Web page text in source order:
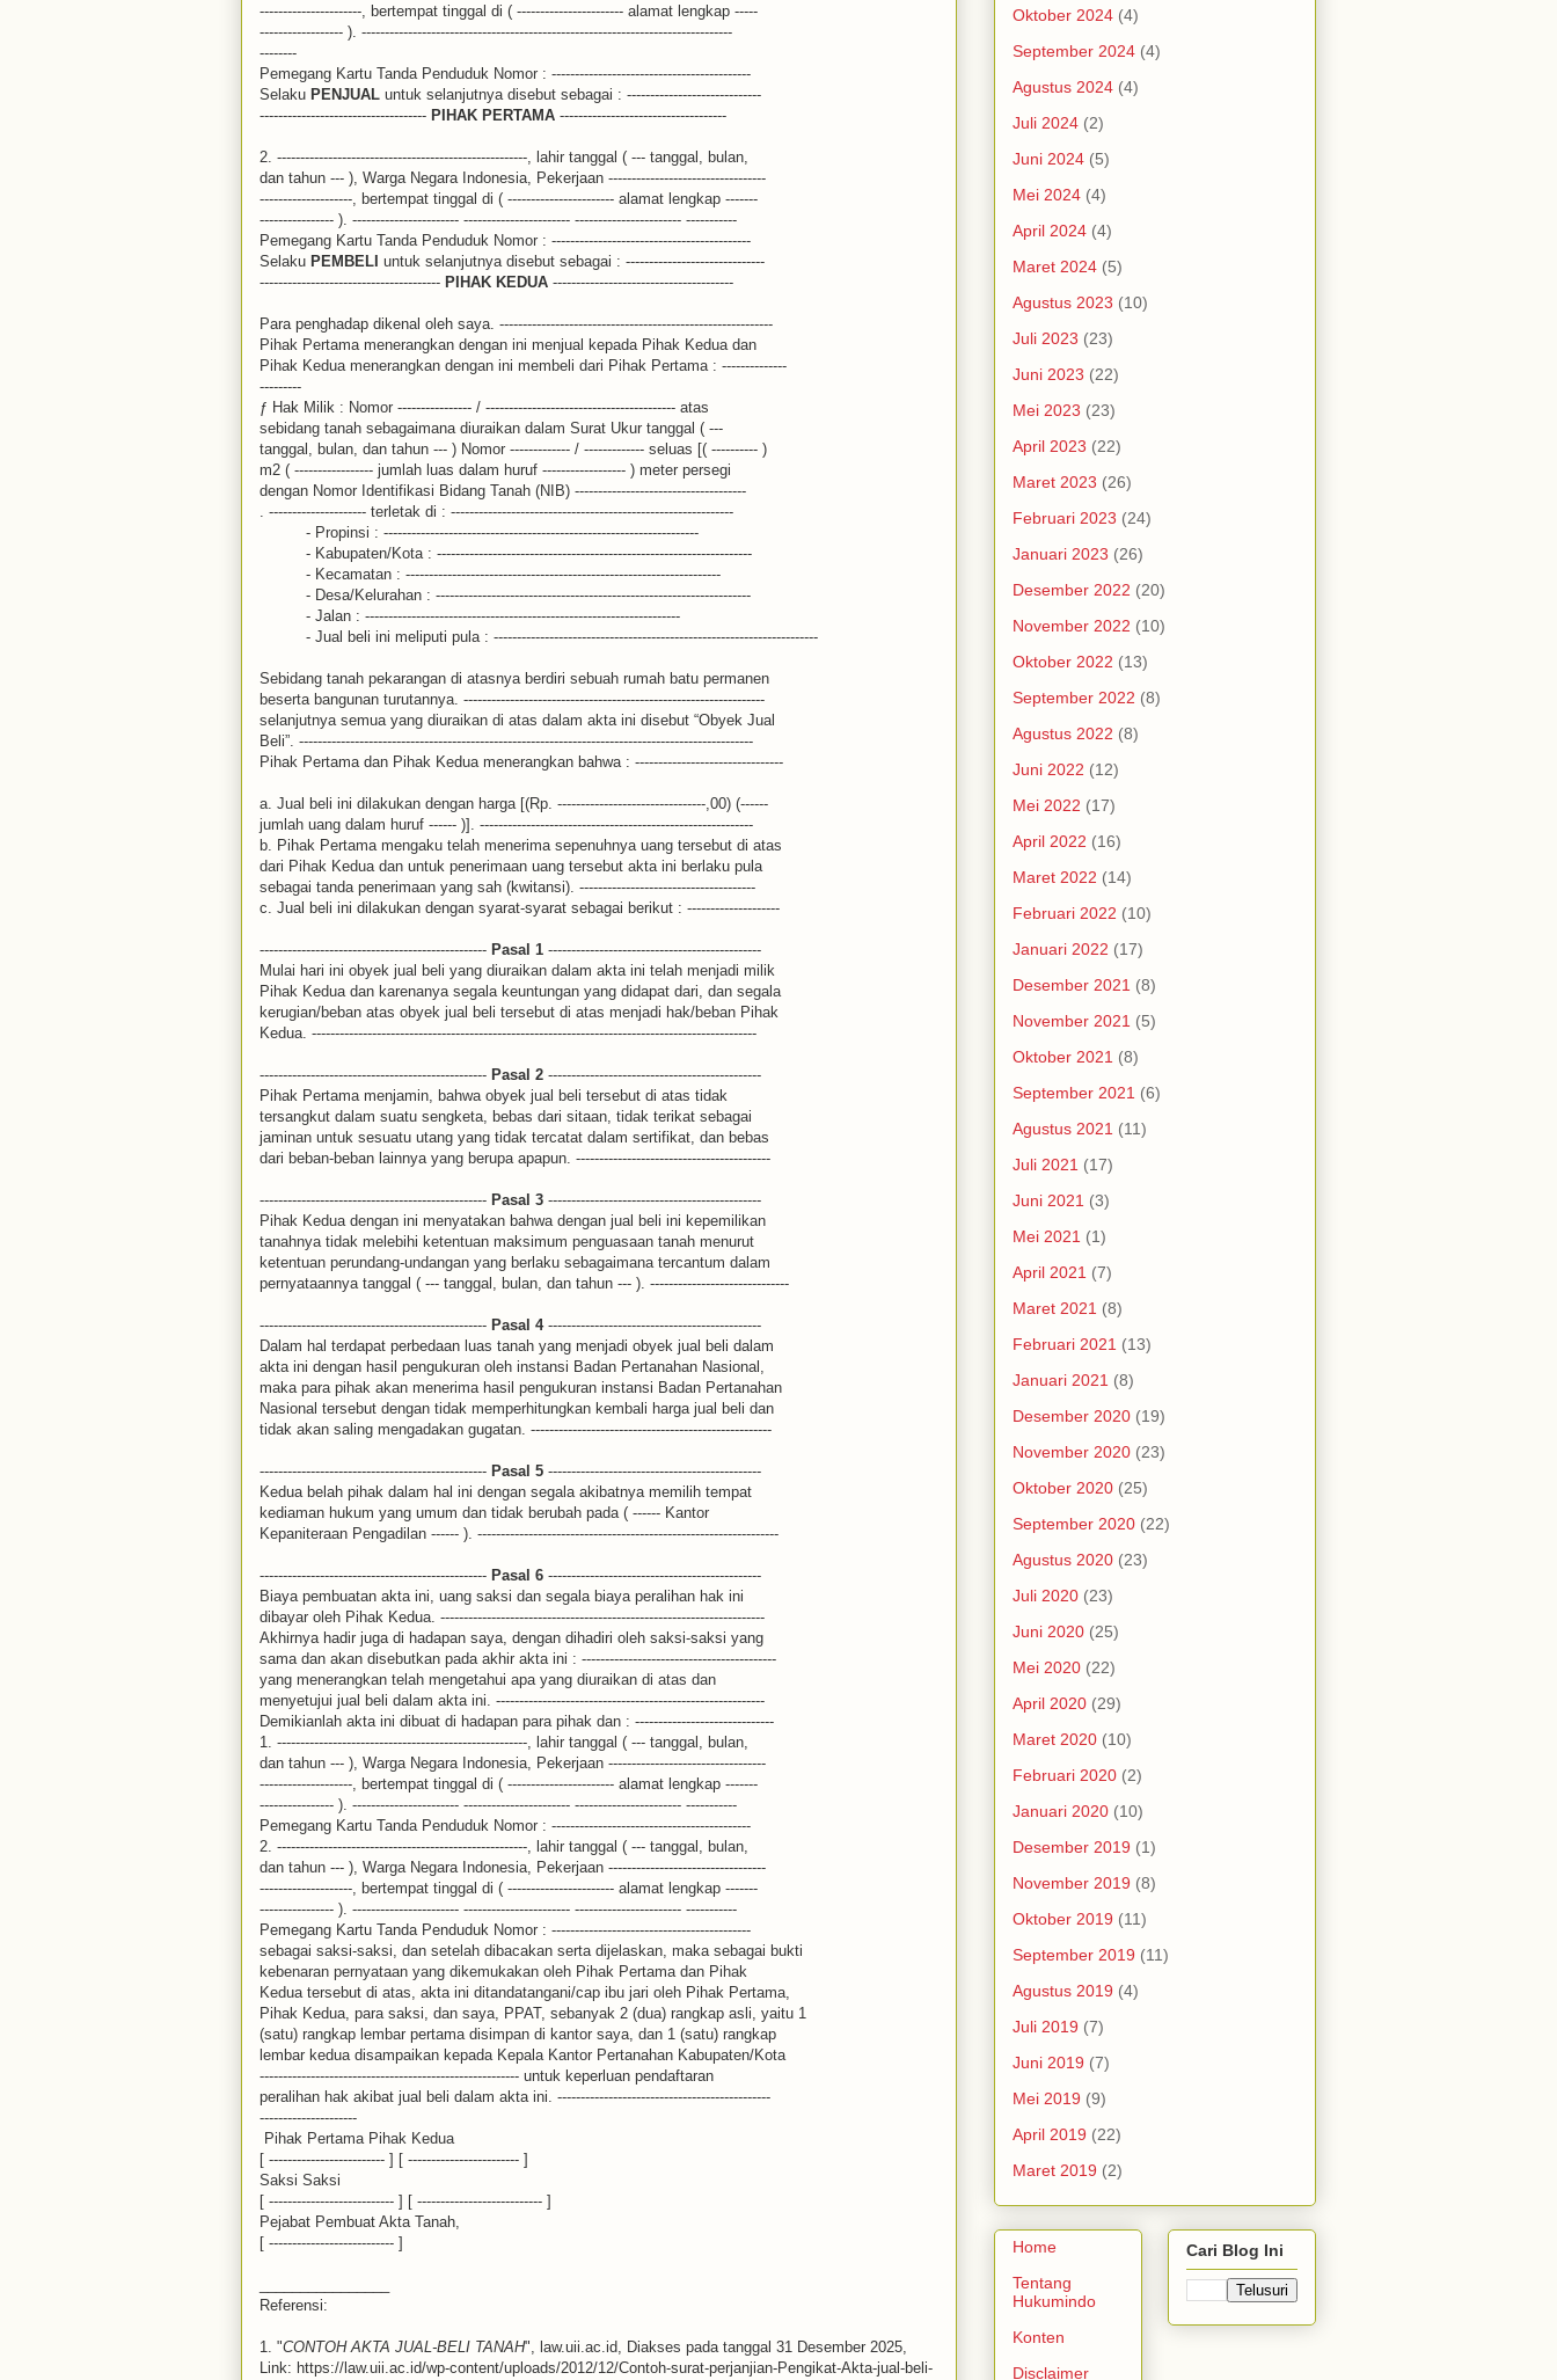
----------------------, bertempat tinggal di ( ----------------------- alamat lengkap -----
------------------ ). --------------------------------------------------------------------------------
--------
Pemegang Kartu Tanda Penduduk Nomor : -------------------------------------------
Selaku PENJUAL untuk selanjutnya disebut sebagai : -----------------------------
------------------------------------ PIHAK PERTAMA ------------------------------------
2. ------------------------------------------------------, lahir tanggal ( --- tanggal, bulan,
dan tahun --- ), Warga Negara Indonesia, Pekerjaan ----------------------------------
--------------------, bertempat tinggal di ( ----------------------- alamat lengkap -------
---------------- ). ----------------------- ----------------------- ----------------------- -----------
Pemegang Kartu Tanda Penduduk Nomor : -------------------------------------------
Selaku PEMBELI untuk selanjutnya disebut sebagai : ------------------------------
--------------------------------------- PIHAK KEDUA ---------------------------------------
Para penghadap dikenal oleh saya. -----------------------------------------------------------
Pihak Pertama menerangkan dengan ini menjual kepada Pihak Kedua dan
Pihak Kedua menerangkan dengan ini membeli dari Pihak Pertama : --------------
---------
ƒ Hak Milik : Nomor ---------------- / ----------------------------------------- atas
sebidang tanah sebagaimana diuraikan dalam Surat Ukur tanggal ( ---
tanggal, bulan, dan tahun --- ) Nomor ------------- / ------------- seluas [( ---------- )
m2 ( ----------------- jumlah luas dalam huruf ------------------ ) meter persegi
dengan Nomor Identifikasi Bidang Tanah (NIB) -------------------------------------
. --------------------- terletak di : -------------------------------------------------------------
- Propinsi : --------------------------------------------------------------------
- Kabupaten/Kota : --------------------------------------------------------------------
- Kecamatan : --------------------------------------------------------------------
- Desa/Kelurahan : --------------------------------------------------------------------
- Jalan : --------------------------------------------------------------------
- Jual beli ini meliputi pula : ----------------------------------------------------------------------
Sebidang tanah pekarangan di atasnya berdiri sebuah rumah batu permanen
beserta bangunan turutannya. -----------------------------------------------------------------
selanjutnya semua yang diuraikan di atas dalam akta ini disebut “Obyek Jual
Beli”. --------------------------------------------------------------------------------------------------
Pihak Pertama dan Pihak Kedua menerangkan bahwa : --------------------------------
a. Jual beli ini dilakukan dengan harga [(Rp. --------------------------------,00) (------
jumlah uang dalam huruf ------ )]. -----------------------------------------------------------
b. Pihak Pertama mengaku telah menerima sepenuhnya uang tersebut di atas
dari Pihak Kedua dan untuk penerimaan uang tersebut akta ini berlaku pula
sebagai tanda penerimaan yang sah (kwitansi). --------------------------------------
c. Jual beli ini dilakukan dengan syarat-syarat sebagai berikut : --------------------
------------------------------------------------- Pasal 1 ----------------------------------------------
Mulai hari ini obyek jual beli yang diuraikan dalam akta ini telah menjadi milik
Pihak Kedua dan karenanya segala keuntungan yang didapat dari, dan segala
kerugian/beban atas obyek jual beli tersebut di atas menjadi hak/beban Pihak
Kedua. ------------------------------------------------------------------------------------------------
------------------------------------------------- Pasal 2 ----------------------------------------------
Pihak Pertama menjamin, bahwa obyek jual beli tersebut di atas tidak
tersangkut dalam suatu sengketa, bebas dari sitaan, tidak terikat sebagai
jaminan untuk sesuatu utang yang tidak tercatat dalam sertifikat, dan bebas
dari beban-beban lainnya yang berupa apapun. ------------------------------------------
------------------------------------------------- Pasal 3 ----------------------------------------------
Pihak Kedua dengan ini menyatakan bahwa dengan jual beli ini kepemilikan
tanahnya tidak melebihi ketentuan maksimum penguasaan tanah menurut
ketentuan perundang-undangan yang berlaku sebagaimana tercantum dalam
pernyataannya tanggal ( --- tanggal, bulan, dan tahun --- ). ------------------------------
------------------------------------------------- Pasal 4----------------------------------------------
Dalam hal terdapat perbedaan luas tanah yang menjadi obyek jual beli dalam
akta ini dengan hasil pengukuran oleh instansi Badan Pertanahan Nasional,
maka para pihak akan menerima hasil pengukuran instansi Badan Pertanahan
Nasional tersebut dengan tidak memperhitungkan kembali harga jual beli dan
tidak akan saling mengadakan gugatan. ----------------------------------------------------
------------------------------------------------- Pasal 5 ----------------------------------------------
Kedua belah pihak dalam hal ini dengan segala akibatnya memilih tempat
kediaman hukum yang umum dan tidak berubah pada ( ------ Kantor
Kepaniteraan Pengadilan ------ ). -----------------------------------------------------------------
------------------------------------------------- Pasal 6 ----------------------------------------------
Biaya pembuatan akta ini, uang saksi dan segala biaya peralihan hak ini
dibayar oleh Pihak Kedua. ----------------------------------------------------------------------
Akhirnya hadir juga di hadapan saya, dengan dihadiri oleh saksi-saksi yang
sama dan akan disebutkan pada akhir akta ini : ------------------------------------------
yang menerangkan telah mengetahui apa yang diuraikan di atas dan
menyetujui jual beli dalam akta ini. ----------------------------------------------------------
Demikianlah akta ini dibuat di hadapan para pihak dan : ------------------------------
1. ------------------------------------------------------, lahir tanggal ( --- tanggal, bulan,
dan tahun --- ), Warga Negara Indonesia, Pekerjaan ----------------------------------
--------------------, bertempat tinggal di ( ----------------------- alamat lengkap -------
---------------- ). ----------------------- ----------------------- ----------------------- -----------
Pemegang Kartu Tanda Penduduk Nomor : -------------------------------------------
2. ------------------------------------------------------, lahir tanggal ( --- tanggal, bulan,
dan tahun --- ), Warga Negara Indonesia, Pekerjaan ----------------------------------
--------------------, bertempat tinggal di ( ----------------------- alamat lengkap -------
---------------- ). ----------------------- ----------------------- ----------------------- -----------
Pemegang Kartu Tanda Penduduk Nomor : -------------------------------------------
sebagai saksi-saksi, dan setelah dibacakan serta dijelaskan, maka sebagai bukti
kebenaran pernyataan yang dikemukakan oleh Pihak Pertama dan Pihak
Kedua tersebut di atas, akta ini ditandatangani/cap ibu jari oleh Pihak Pertama,
Pihak Kedua, para saksi, dan saya, PPAT, sebanyak 2 (dua) rangkap asli, yaitu 1
(satu) rangkap lembar pertama disimpan di kantor saya, dan 1 (satu) rangkap
lembar kedua disampaikan kepada Kepala Kantor Pertanahan Kabupaten/Kota
-------------------------------------------------------- untuk keperluan pendaftaran
peralihan hak akibat jual beli dalam akta ini. ----------------------------------------------
---------------------
Pihak Pertama Pihak Kedua
[ ------------------------- ] [ ------------------------ ]
Saksi Saksi
[ --------------------------- ] [ --------------------------- ]
Pejabat Pembuat Akta Tanah,
[ --------------------------- ]
Referensi:
1. "CONTOH AKTA JUAL-BELI TANAH", law.uii.ac.id, Diakses pada tanggal 31 Desember 2025,
Link: https://law.uii.ac.id/wp-content/uploads/2012/12/Contoh-surat-perjanjian-Pengikat-Akta-jual-beli-
Oktober 2024 (4)
September 2024 (4)
Agustus 2024 (4)
Juli 2024 (2)
Juni 2024 (5)
Mei 2024 (4)
April 2024 (4)
Maret 2024 (5)
Agustus 2023 (10)
Juli 2023 (23)
Juni 2023 (22)
Mei 2023 (23)
April 2023 (22)
Maret 2023 (26)
Februari 2023 (24)
Januari 2023 (26)
Desember 2022 (20)
November 2022 (10)
Oktober 2022 (13)
September 2022 (8)
Agustus 2022 (8)
Juni 2022 (12)
Mei 2022 (17)
April 2022 (16)
Maret 2022 (14)
Februari 2022 (10)
Januari 2022 (17)
Desember 2021 (8)
November 2021 (5)
Oktober 2021 (8)
September 2021 (6)
Agustus 2021 (11)
Juli 2021 (17)
Juni 2021 (3)
Mei 2021 (1)
April 2021 (7)
Maret 2021 (8)
Februari 2021 (13)
Januari 2021 (8)
Desember 2020 (19)
November 2020 (23)
Oktober 2020 (25)
September 2020 (22)
Agustus 2020 (23)
Juli 2020 (23)
Juni 2020 (25)
Mei 2020 (22)
April 2020 (29)
Maret 2020 (10)
Februari 2020 (2)
Januari 2020 (10)
Desember 2019 (1)
November 2019 (8)
Oktober 2019 (11)
September 2019 (11)
Agustus 2019 (4)
Juli 2019 (7)
Juni 2019 (7)
Mei 2019 (9)
April 2019 (22)
Maret 2019 (2)
Home
Tentang
Hukumindo
Konten
Disclaimer
Cari Blog Ini